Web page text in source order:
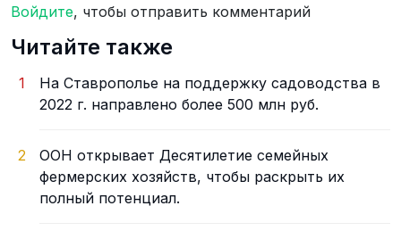
Войдите, чтобы отправить комментарий
Читайте также
1
На Ставрополье на поддержку садоводства в
2022 г. направлено более 500 млн руб.
2
ООН открывает Десятилетие семейных
фермерских хозяйств, чтобы раскрыть их
полный потенциал.